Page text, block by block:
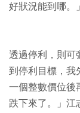
好狀況能到哪。」
透過停利，則可
到停利目標，我
一個整數價位後
跌下來了。」江